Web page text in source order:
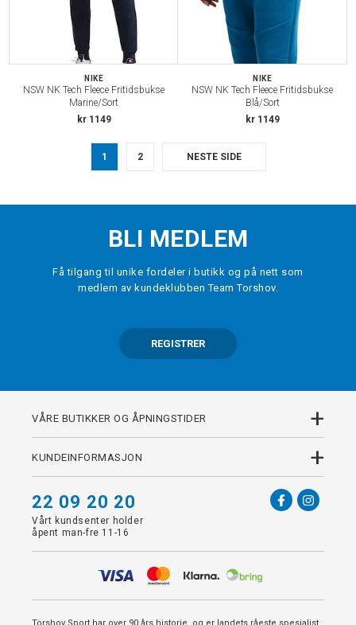
NIKE
NSW NK Tech Fleece Fritidsbukse
Marine/Sort
kr 1149
NIKE
NSW NK Tech Fleece Fritidsbukse
Blå/Sort
kr 1149
1 2 NESTE SIDE
BLI MEDLEM
Få tilgang til unike fordeler i butikk og på nett som
medlem av kundeklubben Team Torshov.
REGISTRER
VÅRE BUTIKKER OG ÅPNINGSTIDER +
KUNDEINFORMASJON +
22 09 20 20
Vårt kundsenter holder
åpent man-fre 11-16